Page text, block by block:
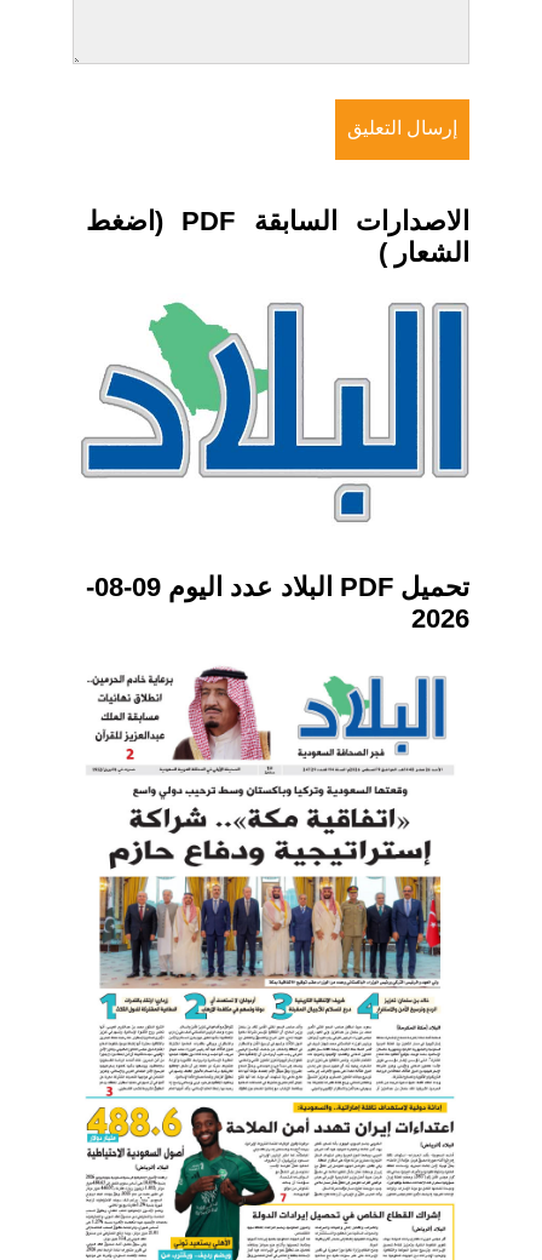
الاصدارات السابقة PDF (اضغط
الشعار )
تحميل PDF البلاد عدد اليوم 09-08-
2026